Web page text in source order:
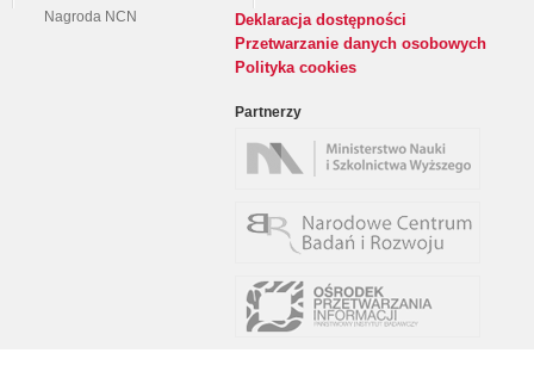
Nagroda NCN
Deklaracja dostępności
Przetwarzanie danych osobowych
Polityka cookies
Partnerzy